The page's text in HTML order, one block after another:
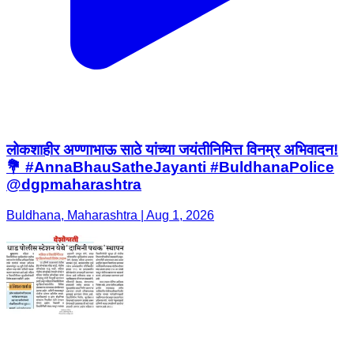
लोकशाहीर अण्णाभाऊ साठे यांच्या जयंतीनिमित्त विनम्र अभिवादन!
💐 #AnnaBhauSatheJayanti #BuldhanaPolice
@dgpmaharashtra
Buldhana, Maharashtra | Aug 1, 2026